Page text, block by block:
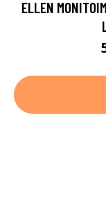
ELLEN